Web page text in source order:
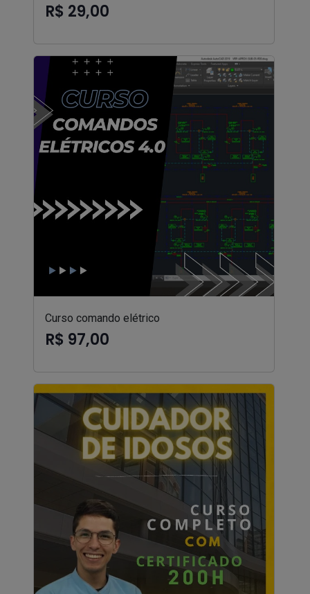
R$ 29,00
Curso comando elétrico
R$ 97,00